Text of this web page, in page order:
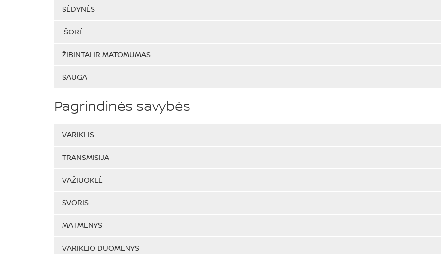
SĖDYNĖS
IŠORĖ
ŽIBINTAI IR MATOMUMAS
SAUGA
Pagrindinės savybės
VARIKLIS
TRANSMISIJA
VAŽIUOKLĖ
SVORIS
MATMENYS
VARIKLIO DUOMENYS